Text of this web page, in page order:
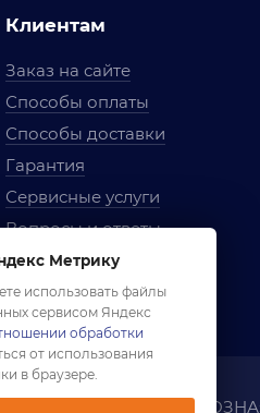
Клиентам
Заказ на сайте
Способы оплаты
Способы доставки
Гарантия
Сервисные услуги
Вопросы и ответы
Условия сотрудничества
Правила использования
Компания
Метрику
использовать файлы
сервисом Яндекс
обработки
от использования
в браузере.